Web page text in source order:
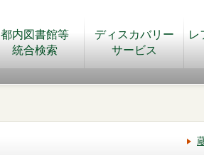
都内図書館等
統合検索
ディスカバリー
サービス
レ